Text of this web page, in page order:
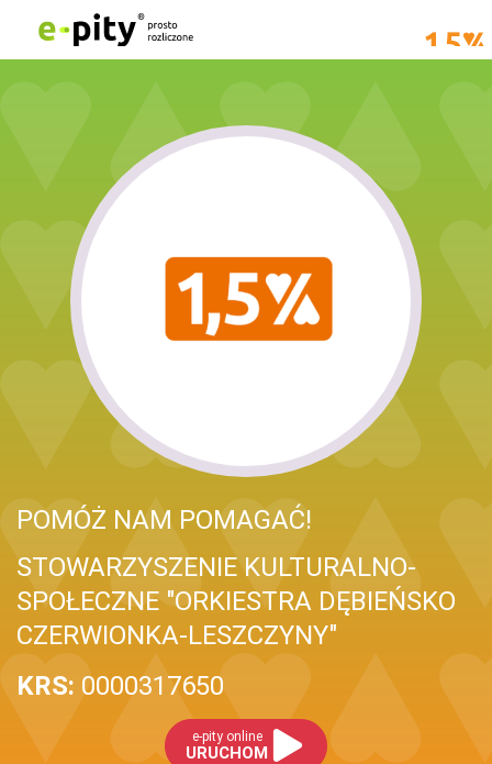
POMÓŻ NAM POMAGAĆ!
STOWARZYSZENIE KULTURALNO-
SPOŁECZNE "ORKIESTRA DĘBIEŃSKO
CZERWIONKA-LESZCZYNY"
KRS: 0000317650
e-pity online
URUCHOM